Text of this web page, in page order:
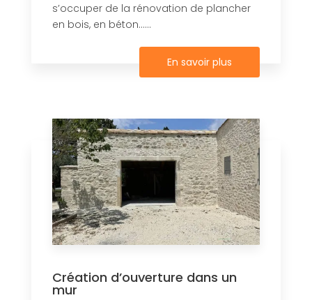
s’occuper de la rénovation de plancher
en bois, en béton......
En savoir plus
Création d’ouverture dans un
mur